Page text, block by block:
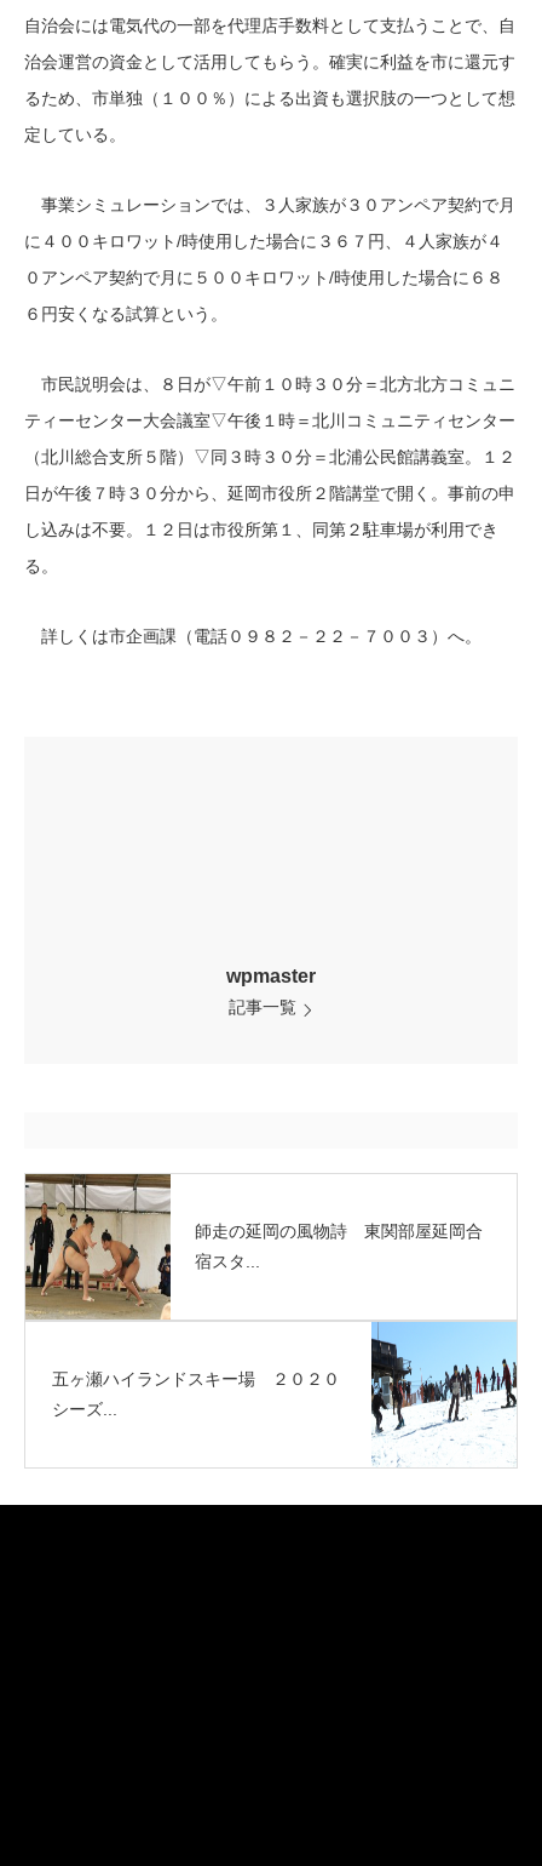
自治会には電気代の一部を代理店手数料として支払うことで、自
治会運営の資金として活用してもらう。確実に利益を市に還元す
るため、市単独（１００％）による出資も選択肢の一つとして想
定している。
事業シミュレーションでは、３人家族が３０アンペア契約で月
に４００キロワット/時使用した場合に３６７円、４人家族が４
０アンペア契約で月に５００キロワット/時使用した場合に６８
６円安くなる試算という。
市民説明会は、８日が▽午前１０時３０分＝北方北方コミュニ
ティーセンター大会議室▽午後１時＝北川コミュニティセンター
（北川総合支所５階）▽同３時３０分＝北浦公民館講義室。１２
日が午後７時３０分から、延岡市役所２階講堂で開く。事前の申
し込みは不要。１２日は市役所第１、同第２駐車場が利用でき
る。
詳しくは市企画課（電話０９８２－２２－７００３）へ。
wpmaster
記事一覧
師走の延岡の風物詩 東関部屋延岡合
宿スタ...
五ヶ瀬ハイランドスキー場 ２０２０
シーズ...